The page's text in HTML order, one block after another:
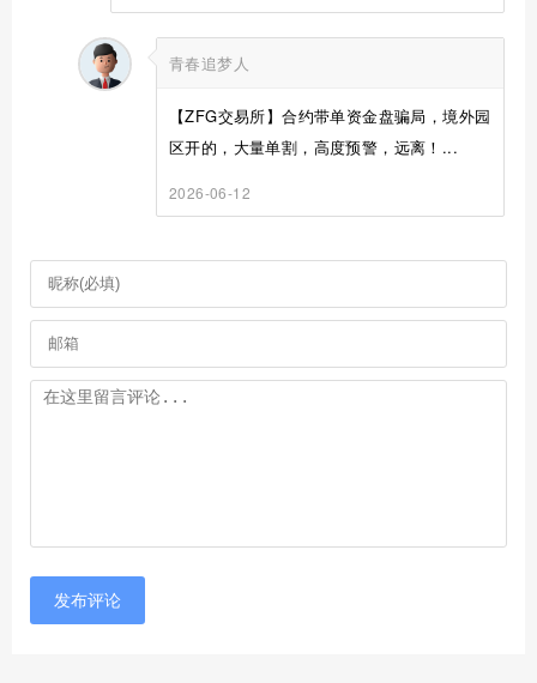
青春追梦人
【ZFG交易所】合约带单资金盘骗局，境外园
区开的，大量单割，高度预警，远离！...
2026-06-12
发布评论